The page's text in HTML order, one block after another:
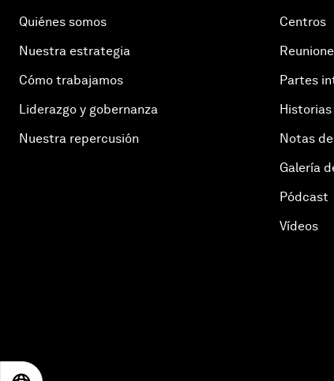
Quiénes somos
Nuestra estrategia
Cómo trabajamos
Liderazgo y gobernanza
Nuestra repercusión
Centros
Partes
Notas
Galería
Pódcast
Vídeos